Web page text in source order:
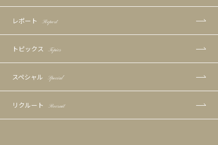
レポート Report
トピックス Topics
スペシャル Special
リクルート Recruit